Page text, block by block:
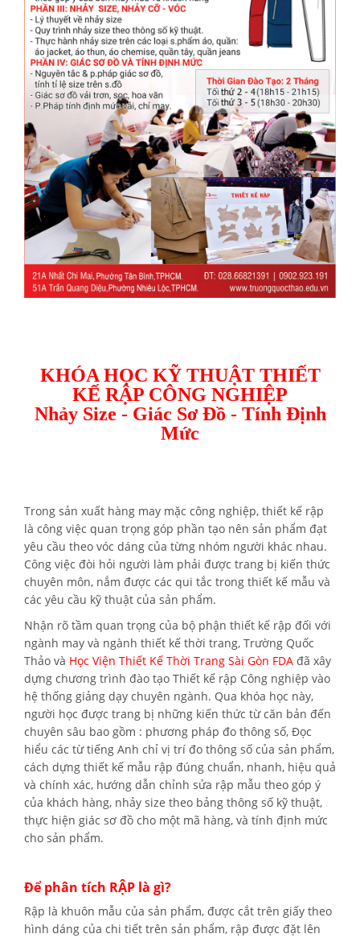
KHÓA HỌC KỸ THUẬT THIẾT
KẾ RẬP CÔNG NGHIỆP
Nhảy Size - Giác Sơ Đồ - Tính Định
Mức
Trong sản xuất hàng may mặc công nghiệp, thiết kế rập
là công việc quan trọng góp phần tạo nên sản phẩm đạt
yêu cầu theo vóc dáng của từng nhóm người khác nhau.
Công việc đòi hỏi người làm phải được trang bị kiến thức
chuyên môn, nắm được các qui tắc trong thiết kế mẫu và
các yêu cầu kỹ thuật của sản phẩm.
Nhận rõ tầm quan trọng của bộ phận thiết kế rập đối với
ngành may và ngành thiết kế thời trang, Trường Quốc
Thảo và Học Viện Thiết Kế Thời Trang Sài Gòn FDA đã xây
dựng chương trình đào tạo Thiết kế rập Công nghiệp vào
hệ thống giảng dạy chuyên ngành. Qua khóa học này,
người học được trang bị những kiến thức từ căn bản đến
chuyên sâu bao gồm : phương pháp đo thông số, Đọc
hiểu các từ tiếng Anh chỉ vị trí đo thông số của sản phẩm,
cách dựng thiết kế mẫu rập đúng chuẩn, nhanh, hiệu quả
và chính xác, hướng dẫn chỉnh sửa rập mẫu theo góp ý
của khách hàng, nhảy size theo bảng thông số kỹ thuật,
thực hiện giác sơ đồ cho một mã hàng, và tính định mức
cho sản phẩm.
Để phân tích RẬP là gì?
Rập là khuôn mẫu của sản phẩm, được cắt trên giấy theo
hình dáng của chi tiết trên sản phẩm, rập được đặt lên